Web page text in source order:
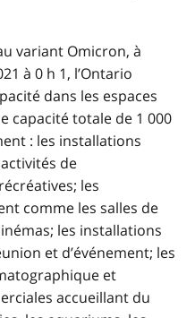
variant Omicron, à
à 0 h 1, l’Ontario
dans les espaces
capacité totale de 1 000
: les installations
de
les
comme les salles de
les installations
et d’événement; les
et
accueillant du